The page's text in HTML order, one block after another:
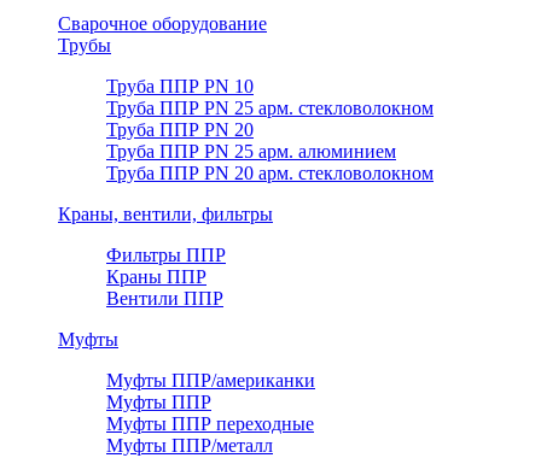
Сварочное оборудование
Трубы
Труба ППР PN 10
Труба ППР PN 25 арм. стекловолокном
Труба ППР PN 20
Труба ППР PN 25 арм. алюминием
Труба ППР PN 20 арм. стекловолокном
Краны, вентили, фильтры
Фильтры ППР
Краны ППР
Вентили ППР
Муфты
Муфты ППР/американки
Муфты ППР
Муфты ППР переходные
Муфты ППР/металл